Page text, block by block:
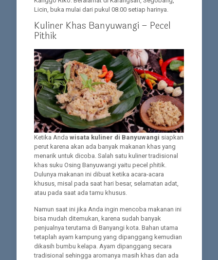
Licin, buka mulai dari pukul 08.00 setiap harinya.
Kuliner Khas Banyuwangi – Pecel
Pithik
Ketika Anda wisata kuliner di Banyuwangi siapkan
perut karena akan ada banyak makanan khas yang
menarik untuk dicoba. Salah satu kuliner tradisional
khas suku Osing Banyuwangi yaitu pecel phitik.
Dulunya makanan ini dibuat ketika acara-acara
khusus, misal pada saat hari besar, selamatan adat,
atau pada saat ada tamu khusus.
Namun saat ini jika Anda ingin mencoba makanan ini
bisa mudah ditemukan, karena sudah banyak
penjualnya terutama di Banyangi kota. Bahan utama
tetaplah ayam kampung yang dipanggang kemudian
dikasih bumbu kelapa. Ayam dipanggang secara
tradisional sehingga aromanya masih khas dan ada